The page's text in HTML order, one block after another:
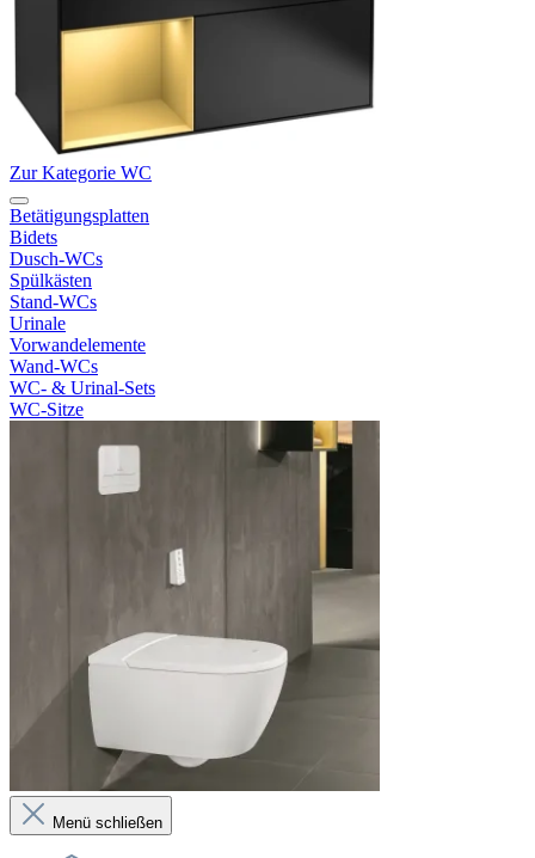
Zur Kategorie WC
Betätigungsplatten
Bidets
Dusch-WCs
Spülkästen
Stand-WCs
Urinale
Vorwandelemente
Wand-WCs
WC- & Urinal-Sets
WC-Sitze
Menü schließen